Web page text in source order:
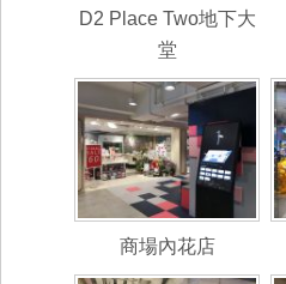
D2 Place Two地下大
堂
商場內花店